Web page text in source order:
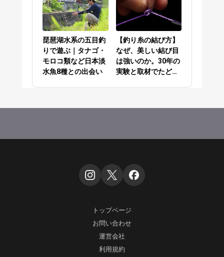
琵琶湖水系の五目釣
りで遊ぶ｜タナゴ・
モロコ類など日本淡
水魚8種との出会い
【釣り糸の結び方】
なぜ、美しい結び目
は強いのか。30年の
実験と取材でたどり
トップページ
お問い合わせ
運営会社
利用規約